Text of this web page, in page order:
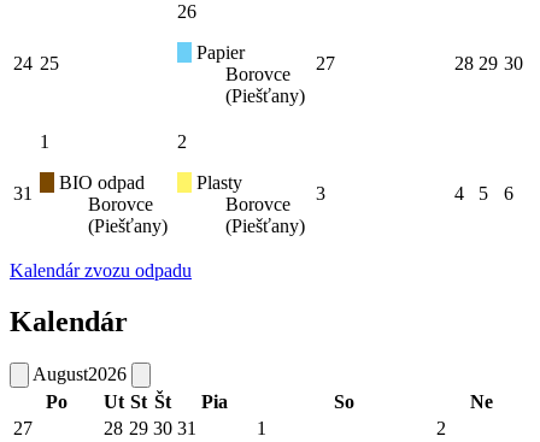
24 25
26
Papier
Borovce
(Piešťany)
27 28 29 30
31
1
BIO odpad
Borovce
(Piešťany)
2
Plasty
Borovce
(Piešťany)
3 4 5 6
Kalendár zvozu odpadu
Kalendár
August2026
Po
Ut St Št Pia So
Ne
27
28 29 30 31 1 2